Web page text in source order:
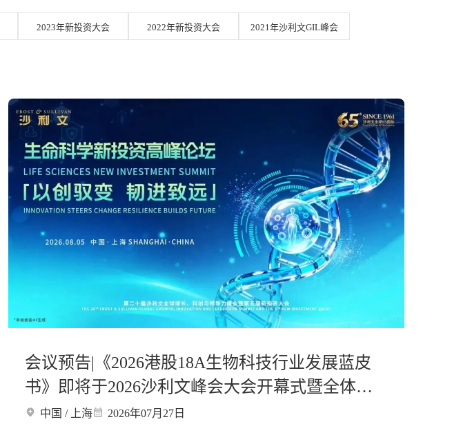
2023年新投资大会 2022年新投资大会 2021年沙利文GIL峰会
会议预告|《2026港股18A生物科技行业发展蓝皮
书》即将于2026沙利文峰会大会开幕式暨全体大
会发布
中国 / 上海 2026年07月27日